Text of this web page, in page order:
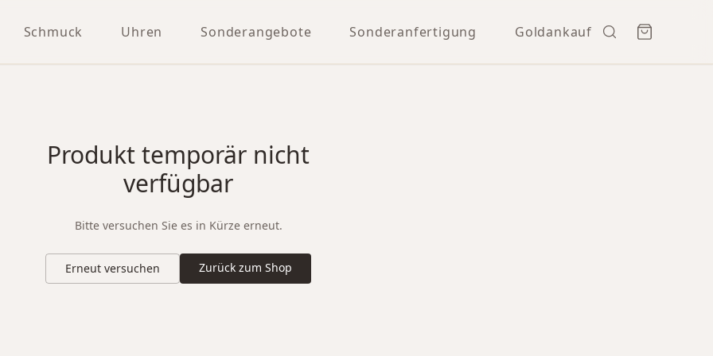
Schmuck Uhren Sonderangebote Sonderanfertigung Goldankauf
Produkt temporär nicht
verfügbar
Bitte versuchen Sie es in Kürze erneut.
Erneut versuchen Zurück zum Shop